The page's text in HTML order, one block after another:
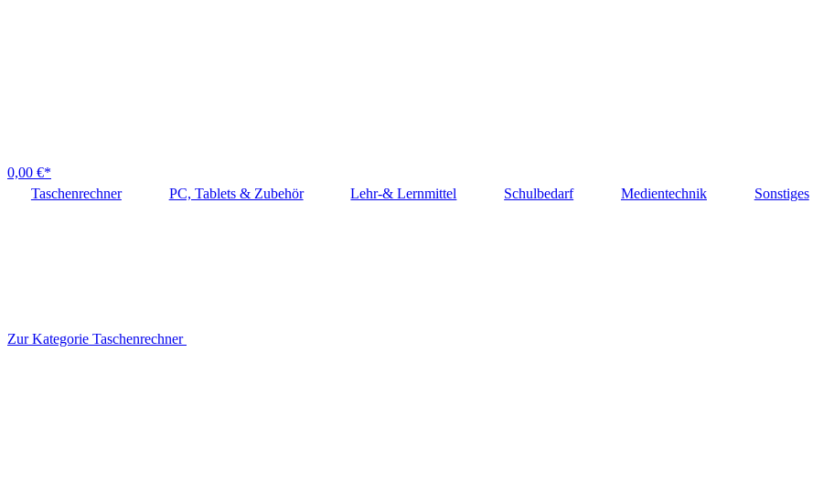
0,00 €*
Taschenrechner
PC, Tablets & Zubehör Lehr-& Lernmittel Schulbedarf Medientechnik Sonstiges
Zur Kategorie Taschenrechner